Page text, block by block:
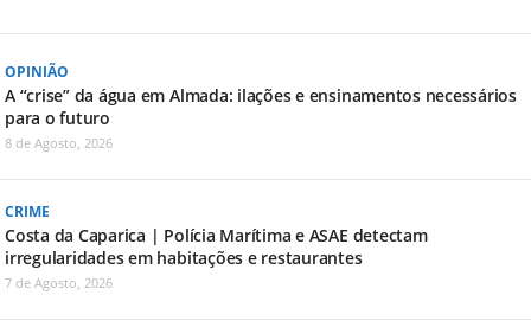
OPINIÃO
A “crise” da água em Almada: ilações e ensinamentos necessários
para o futuro
8 de Agosto, 2026
CRIME
Costa da Caparica | Polícia Marítima e ASAE detectam
irregularidades em habitações e restaurantes
7 de Agosto, 2026